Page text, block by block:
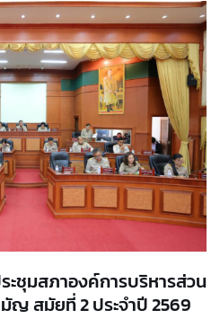
ะชุมสภาองค์การบริหารส่วน
สมัยที่ 2 ประจำปี 2569